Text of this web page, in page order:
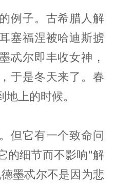
例子。古希腊人解
塞福涅被哈迪斯掳
忒尔即丰收女神，
于是冬天来了。春
上的时候。
但它有一个致命问
的细节而不影响"解
墨忒尔不是因为悲